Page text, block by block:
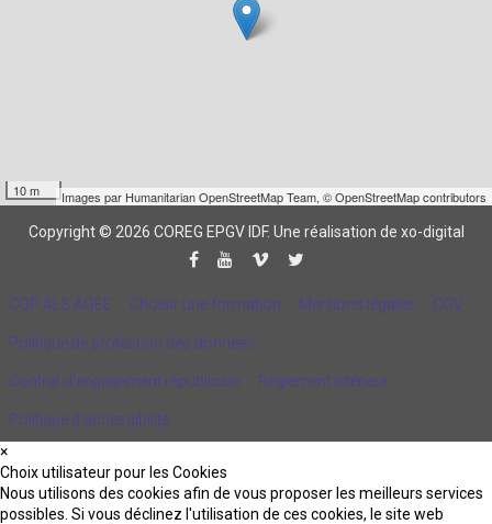
10 m Images par Humanitarian OpenStreetMap Team, © OpenStreetMap contributors
Copyright © 2026 COREG EPGV IDF. Une réalisation de xo-digital
CQP ALS AGEE Choisir une formation Mentions légales CGV
Politique de protection des données
Contrat d'engagement républicain Règlement intérieur
Politique d’accessibilité
×
Choix utilisateur pour les Cookies
Nous utilisons des cookies afin de vous proposer les meilleurs services
possibles. Si vous déclinez l'utilisation de ces cookies, le site web